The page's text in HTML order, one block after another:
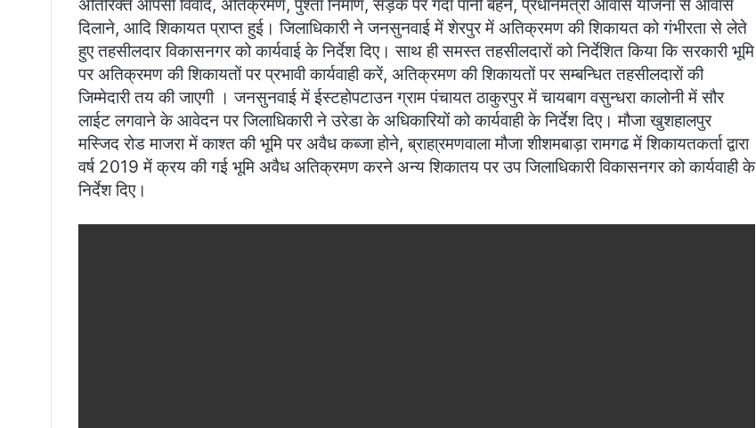
अतिरिक्त आपसी विवाद, अतिक्रमण, पुश्ता निर्माण, सड़क पर गंदा पानी बहने, प्रधानमंत्री आवास योजना से आवास
दिलाने, आदि शिकायत प्राप्त हुई। जिलाधिकारी ने जनसुनवाई में शेरपुर में अतिक्रमण की शिकायत को गंभीरता से लेते
हुए तहसीलदार विकासनगर को कार्यवाई के निर्देश दिए। साथ ही समस्त तहसीलदारों को निर्देशित किया कि सरकारी भूमि
पर अतिक्रमण की शिकायतों पर प्रभावी कार्यवाही करें, अतिक्रमण की शिकायतों पर सम्बन्धित तहसीलदारों की
जिम्मेदारी तय की जाएगी । जनसुनवाई में ईस्टहोपटाउन ग्राम पंचायत ठाकुरपुर में चायबाग वसुन्धरा कालोनी में सौर
लाईट लगवाने के आवेदन पर जिलाधिकारी ने उरेडा के अधिकारियों को कार्यवाही के निर्देश दिए। मौजा खुशहालपुर
मस्जिद रोड माजरा में काश्त की भूमि पर अवैध कब्जा होने, ब्राहा्रमणवाला मौजा शीशमबाड़ा रामगढ में शिकायतकर्ता द्वारा
वर्ष 2019 में क्रय की गई भूमि अवैध अतिक्रमण करने अन्य शिकातय पर उप जिलाधिकारी विकासनगर को कार्यवाही के
निर्देश दिए।